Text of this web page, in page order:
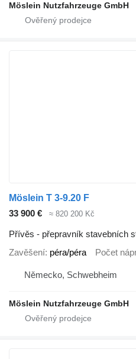
Möslein Nutzfahrzeuge GmbH
Möslein T 3-9.20 F
33 900 €
≈ 820 200 Kč
Přívěs - přepravník stavebních
Zavěšení péra/péra Počet
Německo, Schwebheim
Möslein Nutzfahrzeuge GmbH